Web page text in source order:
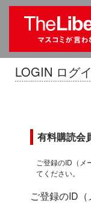
LOGIN ログ
有料購読会
ご登録のID（メ
てください。
ご登録のID（